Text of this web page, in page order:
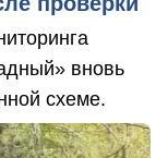
вновь
схеме.